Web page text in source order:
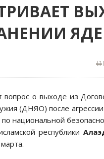
вопрос о выходе из
(ДНЯО) после
национальной
республики